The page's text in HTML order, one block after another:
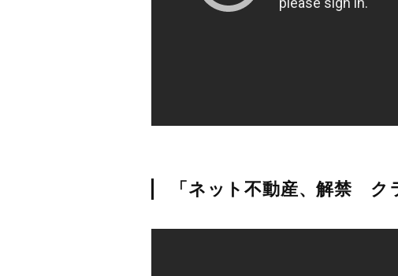
「ネット不動産、解禁 ク